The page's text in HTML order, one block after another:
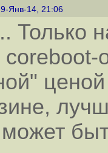
Янв-14, 21:06
Только